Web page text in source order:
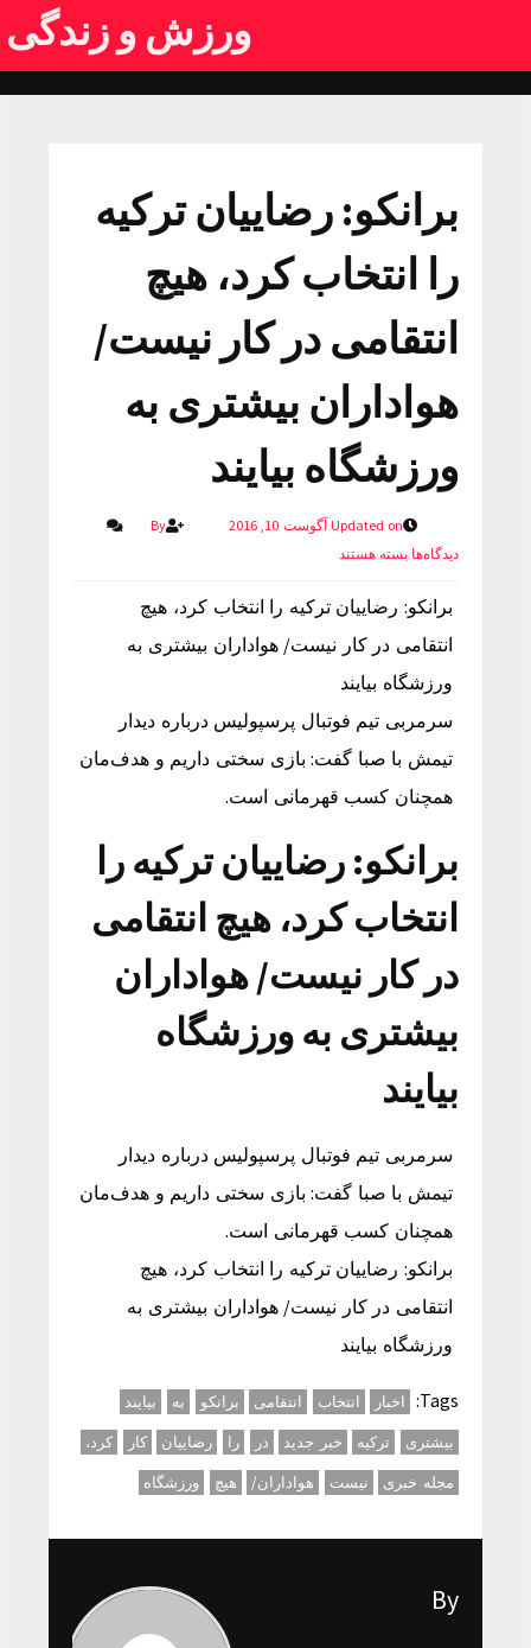
ورزش و زندگی
برانکو: رضاییان ترکیه
را انتخاب کرد، هیچ
انتقامی در کار نیست/
هواداران بیشتری به
ورزشگاه بیایند
Updated on آگوست 10, 2016
By
دیدگاه‌هابسته هستند
برانکو: رضاییان ترکیه را انتخاب کرد، هیچ
انتقامی در کار نیست/ هواداران بیشتری به
ورزشگاه بیایند
سرمربی تیم فوتبال پرسپولیس درباره دیدار
تیمش با صبا گفت: بازی سختی داریم و هدف‌مان
همچنان کسب قهرمانی است.
برانکو: رضاییان ترکیه را
انتخاب کرد، هیچ انتقامی
در کار نیست/ هواداران
بیشتری به ورزشگاه
بیایند
سرمربی تیم فوتبال پرسپولیس درباره دیدار
تیمش با صبا گفت: بازی سختی داریم و هدف‌مان
همچنان کسب قهرمانی است.
برانکو: رضاییان ترکیه را انتخاب کرد، هیچ
انتقامی در کار نیست/ هواداران بیشتری به
ورزشگاه بیایند
Tags: اخبار انتخاب انتقامی برانکو به
بیایند
بیشتری
ترکیه خبر جدید در را رضاییان کار
کرد،
مجله خبری
نیست هواداران/ هیچ ورزشگاه
By